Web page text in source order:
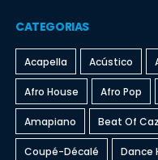
CATEGORIAS
Acapella Acústico
Afro House Afro Pop
Amapiano Beat Of
Coupé-Décalé Dance